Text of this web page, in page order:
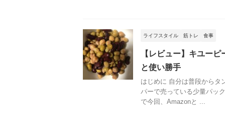
ライフスタイル 筋トレ 食事
【レビュー】キユー
と使い勝手
はじめに 自分は普段からタ
パーで売っている少量パッ
で今回、Amazonと ...